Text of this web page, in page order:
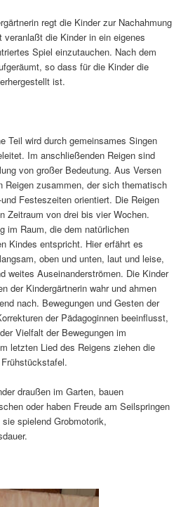
regt die Kinder zur Nachahmung
die Kinder in ein eigenes
Spiel einzutauchen. Nach dem
so dass für die Kinder die
ist.
Teil wird durch gemeinsames Singen
Im anschließenden Reigen sind
von großer Bedeutung. Aus Versen
Reigen zusammen, der sich thematisch
Festeszeiten orientiert. Die Reigen
Zeitraum von drei bis vier Wochen.
im Raum, die dem natürlichen
Kindes entspricht. Hier erfährt es
oben und unten, laut und leise,
weites Auseinanderströmen. Die Kinder
der Kindergärtnerin wahr und ahmen
nach. Bewegungen und Gesten der
der Pädagoginnen beeinflusst,
Vielfalt der Bewegungen im
letzten Lied des Reigens ziehen die
draußen im Garten, bauen
oder haben Freude am Seilspringen
spielend Grobmotorik,